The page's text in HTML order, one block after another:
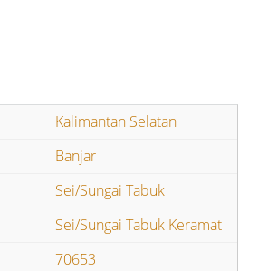
Kalimantan Selatan
Banjar
Sei/Sungai Tabuk
Sei/Sungai Tabuk Keramat
70653